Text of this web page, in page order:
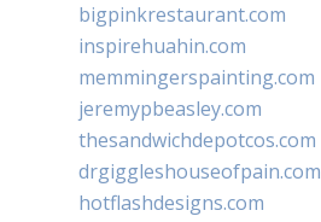
bigpinkrestaurant.com
inspirehuahin.com
memmingerspainting.com
jeremypbeasley.com
thesandwichdepotcos.com
drgiggleshouseofpain.com
hotflashdesigns.com